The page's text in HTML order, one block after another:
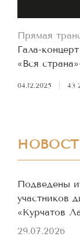
Прямая
Гала-
«Вся
04.12.2025 43
Подведены
участников
«Курчатов
29.07.2026